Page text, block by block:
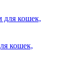
кошек,